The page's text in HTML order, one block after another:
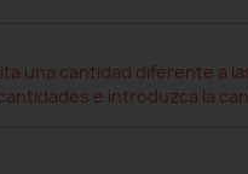
una cantidad diferente a
e introduzca la